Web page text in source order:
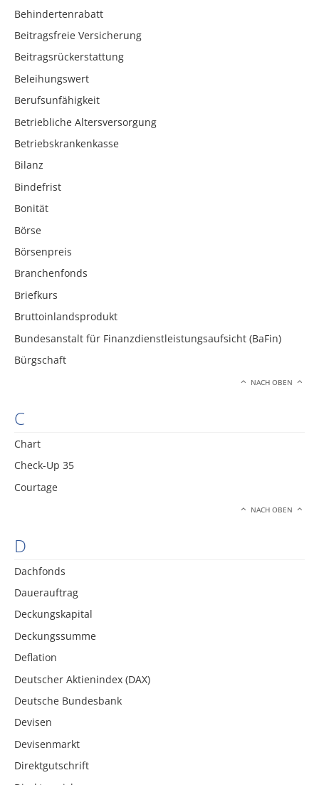
Behindertenrabatt
Beitragsfreie Versicherung
Beitragsrückerstattung
Beleihungswert
Berufsunfähigkeit
Betriebliche Altersversorgung
Betriebskrankenkasse
Bilanz
Bindefrist
Bonität
Börse
Börsenpreis
Branchenfonds
Briefkurs
Bruttoinlandsprodukt
Bundesanstalt für Finanzdienstleistungsaufsicht (BaFin)
Bürgschaft
NACH OBEN
C
Chart
Check-Up 35
Courtage
NACH OBEN
D
Dachfonds
Dauerauftrag
Deckungskapital
Deckungssumme
Deflation
Deutscher Aktienindex (DAX)
Deutsche Bundesbank
Devisen
Devisenmarkt
Direktgutschrift